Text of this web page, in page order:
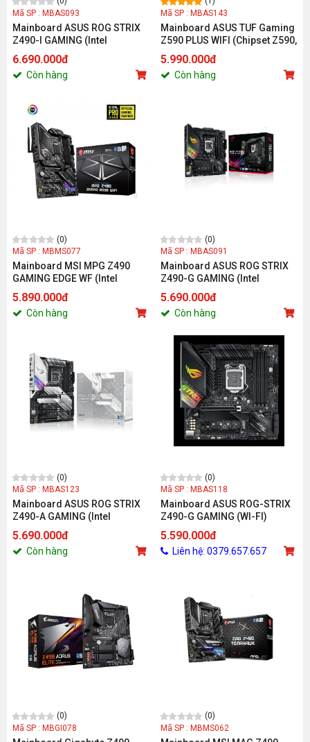
Mã SP : MBAS093
Mainboard ASUS ROG STRIX
Z490-I GAMING (Intel
Z490/Socket 1200/mITX/2 khe
Ram DDR4)
6.690.000đ
Còn hàng
Mã SP : MBAS143
Mainboard ASUS TUF Gaming
Z590 PLUS WIFI (Chipset Z590,
CPU Intel LGA 1200, DDR4, ATX,
Type C, HDMI / DP)
5.990.000đ
Còn hàng
(0)
Mã SP : MBMS077
Mainboard MSI MPG Z490
GAMING EDGE WF (Intel
Z490/Socket 1200/ATX/4 khe
RAM DDR4)
5.890.000đ
Còn hàng
(0)
Mã SP : MBAS091
Mainboard ASUS ROG STRIX
Z490-G GAMING (Intel
Z490/Socket 1200/mATX/4
khe RAM DDR4)
5.690.000đ
Còn hàng
(0)
Mã SP : MBAS123
Mainboard ASUS ROG STRIX
Z490-A GAMING (Intel
Z490/Socket 1200/ATX/4 khe
RAM DDR4)
5.690.000đ
Còn hàng
(0)
Mã SP : MBAS118
Mainboard ASUS ROG-STRIX
Z490-G GAMING (WI-FI)
(Chipset Z490/LGA 1200/M-
ATX/4 Khe Ram)
5.590.000đ
Liên hệ: 0379.657.657
(0)
Mã SP : MBGI078
(0)
Mã SP : MBMS062